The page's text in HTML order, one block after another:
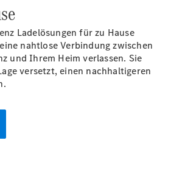
Ladelösungen für zu Hause
nahtlose Verbindung zwischen
und Ihrem Heim verlassen. Sie
versetzt, einen nachhaltigeren